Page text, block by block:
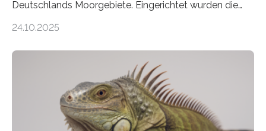
Deutschlands Moorgebiete. Eingerichtet wurden die
vergangenen fünf Jahren von Wissenschaftlerinnen
heutigen Donnerstag übergeben sie ihren Bericht zur
Aufbauphase an den Auftraggeber, das
Bundesministerium für Landwirtschaft, Ernährung und
Heimat. Braunschweig/Eberswalde (23. Oktober 2025).
Ein Netz aus 155 Messstationen spannt sich neuerdings
24.10.2025